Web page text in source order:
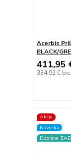
Acerbis
BLACK/
411,95
334,92 €
Akcia
Novinka
Doprava